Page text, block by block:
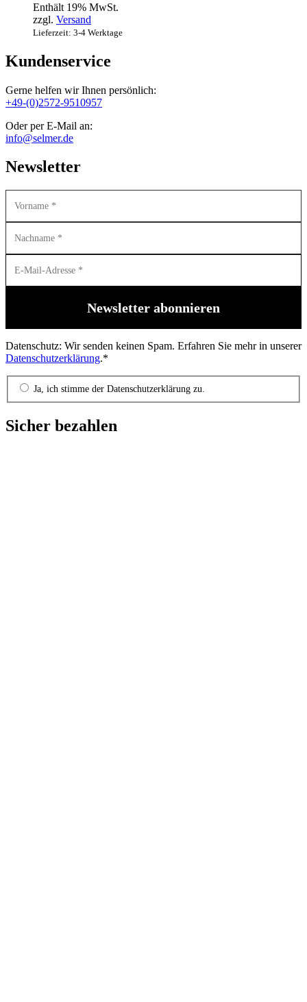
Enthält 19% MwSt.
zzgl. Versand
Lieferzeit: 3-4 Werktage
Kundenservice
Gerne helfen wir Ihnen persönlich:
+49-(0)2572-9510957
Oder per E-Mail an:
info@selmer.de
Newsletter
Datenschutz: Wir senden keinen Spam. Erfahren Sie mehr in unserer
Datenschutzerklärung.*
Ja, ich stimme der Datenschutzerklärung zu.
Sicher bezahlen